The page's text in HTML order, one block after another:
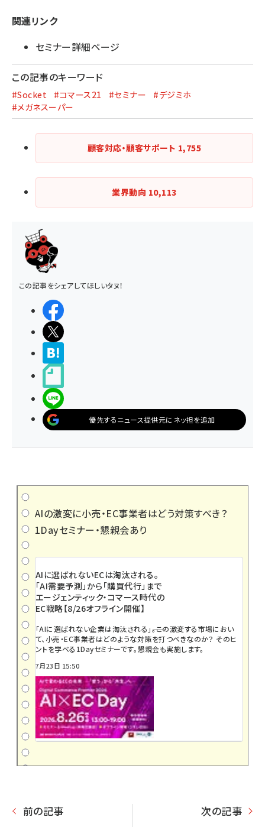
関連リンク
セミナー詳細ページ
この記事のキーワード
#Socket #コマース21 #セミナー
#デジミホ
#メガネスーパー
顧客対応・顧客サポート 1,755
業界動向 10,113
この記事をシェアしてほしいタヌ！
優先するニュース提供元にネッ担を追加
AIの激変に小売・EC事業者はどう対策すべき？
1Dayセミナー・懇親会あり
AIに選ばれないECは淘汰される。
「AI需要予測」から「購買代行」まで
エージェンティック・コマース時代の
EC戦略【8/26オフライン開催】
「AIに選ばれない企業は淘汰される」――。この激変する市場におい
て、小売・EC事業者はどのような対策を打つべきなのか？ そのヒ
ントを学べる1Dayセミナーです。懇親会も実施します。
7月23日 15:50
前の記事 次の記事